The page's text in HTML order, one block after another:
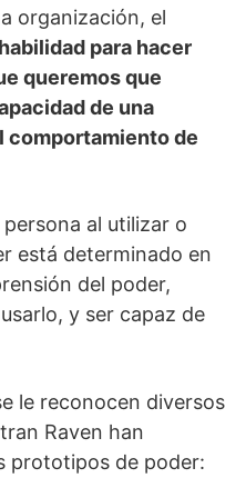
organización, el
para hacer
queremos que
de una
comportamiento de
al utilizar o
está determinado en
del poder,
y ser capaz de
le reconocen diversos
Raven han
prototipos de poder: